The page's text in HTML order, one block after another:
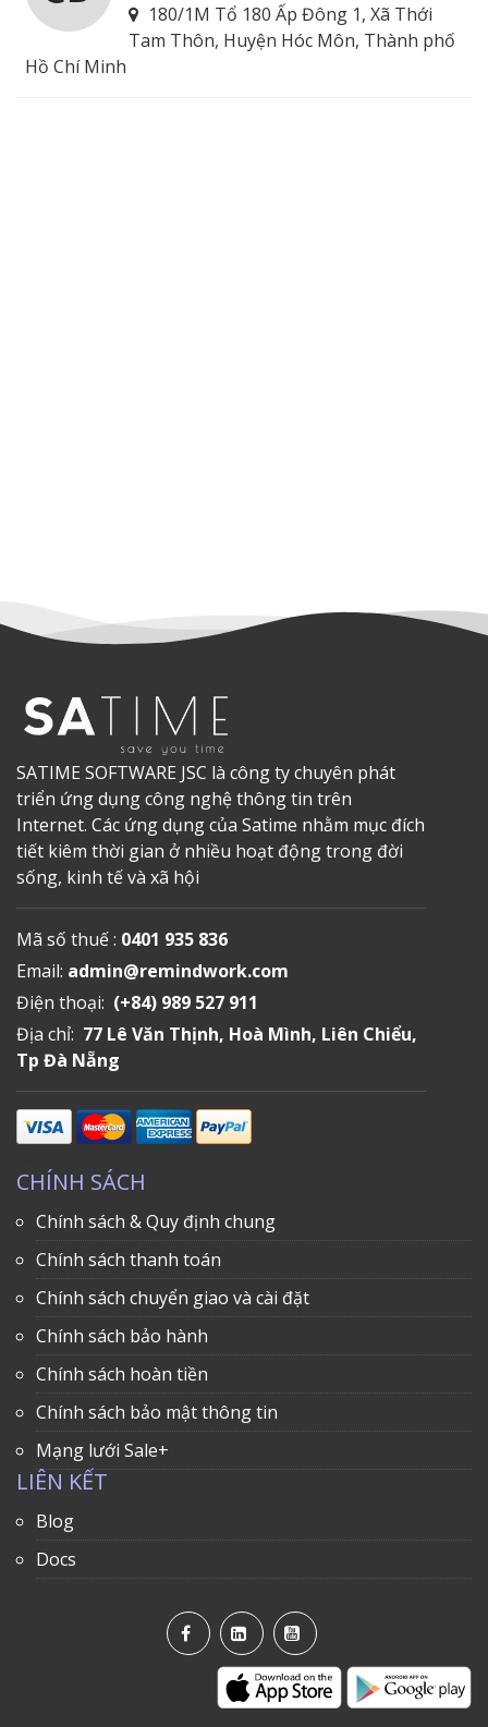
180/1M Tổ 180 Ấp Đông 1, Xã Thới
Tam Thôn, Huyện Hóc Môn, Thành phố
Hồ Chí Minh
SATIME SOFTWARE JSC là công ty chuyên phát
triển ứng dụng công nghệ thông tin trên
Internet. Các ứng dụng của Satime nhằm mục đích
tiết kiêm thời gian ở nhiều hoạt động trong đời
sống, kinh tế và xã hội
Mã số thuế : 0401 935 836
Email: admin@remindwork.com
Điện thoại: (+84) 989 527 911
Địa chỉ: 77 Lê Văn Thịnh, Hoà Mình, Liên Chiểu,
Tp Đà Nẵng
CHÍNH SÁCH
Chính sách & Quy định chung
Chính sách thanh toán
Chính sách chuyển giao và cài đặt
Chính sách bảo hành
Chính sách hoàn tiền
Chính sách bảo mật thông tin
Mạng lưới Sale+
LIÊN KẾT
Blog
Docs